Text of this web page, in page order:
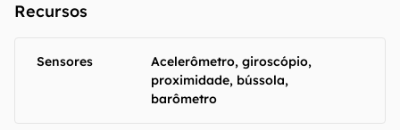
Recursos
Sensores
Acelerômetro, giroscópio,
proximidade, bússola,
barômetro